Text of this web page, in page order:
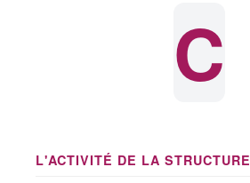
C
L'ACTIVITÉ DE LA STRUCTURE